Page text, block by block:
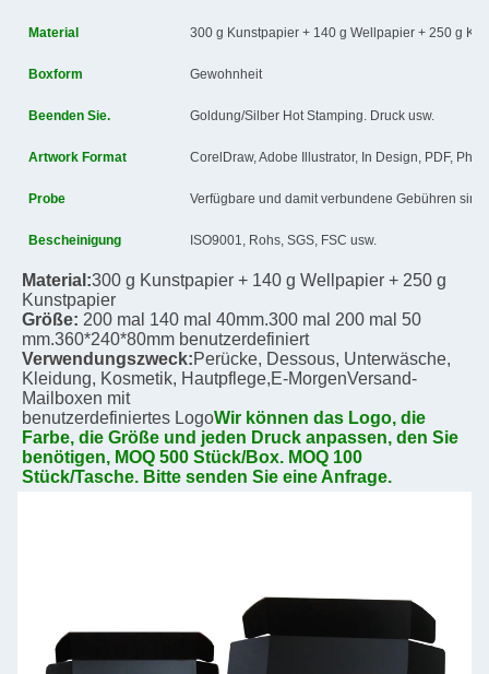
Material 300 g Kunstpapier + 140 g Wellpapier + 250 g
Boxform Gewohnheit
Beenden Sie. Goldung/Silber Hot Stamping. Druck usw.
Artwork Format CorelDraw, Adobe Illustrator, In Design, PDF,
Probe Verfügbare und damit verbundene Gebühren sind
Bescheinigung ISO9001, Rohs, SGS, FSC usw.
Material:300 g Kunstpapier + 140 g Wellpapier + 250 g
Kunstpapier
Größe: 200 mal 140 mal 40mm.300 mal 200 mal 50
mm.360*240*80mm benutzerdefiniert
Verwendungszweck:Perücke, Dessous, Unterwäsche,
Kleidung, Kosmetik, Hautpflege,E-MorgenVersand-
Mailboxen mit
benutzerdefiniertes LogoWir können das Logo, die
Farbe, die Größe und jeden Druck anpassen, den Sie
benötigen, MOQ 500 Stück/Box. MOQ 100
Stück/Tasche. Bitte senden Sie eine Anfrage.